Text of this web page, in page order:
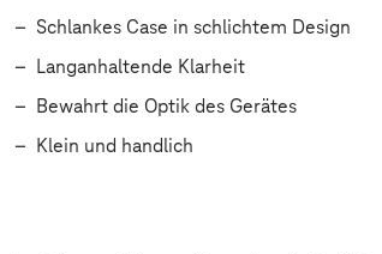
Schlankes Case in schlichtem Design
Langanhaltende Klarheit
Bewahrt die Optik des Gerätes
Klein und handlich